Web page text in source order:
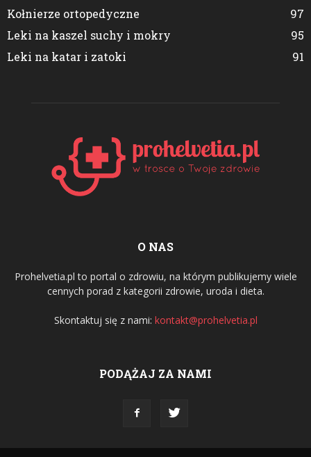
Kołnierze ortopedyczne
97
Leki na kaszel suchy i mokry
95
Leki na katar i zatoki
91
O NAS
Prohelvetia.pl to portal o zdrowiu, na którym publikujemy wiele
cennych porad z kategorii zdrowie, uroda i dieta.
Skontaktuj się z nami: kontakt@prohelvetia.pl
PODĄŻAJ ZA NAMI